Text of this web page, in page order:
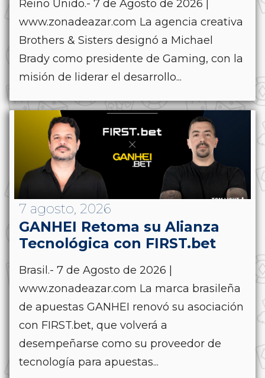
Reino Unido.- 7 de Agosto de 2026 |
www.zonadeazar.com La agencia creativa
Brothers & Sisters designó a Michael
Brady como presidente de Gaming, con la
misión de liderar el desarrollo...
7 agosto, 2026
GANHEI Retoma su Alianza
Tecnológica con FIRST.bet
Brasil.- 7 de Agosto de 2026 |
www.zonadeazar.com La marca brasileña
de apuestas GANHEI renovó su asociación
con FIRST.bet, que volverá a
desempeñarse como su proveedor de
tecnología para apuestas...